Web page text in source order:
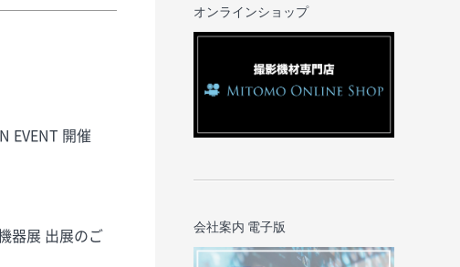
器展 出展のご
オンラインショップ
会社案内 電子版